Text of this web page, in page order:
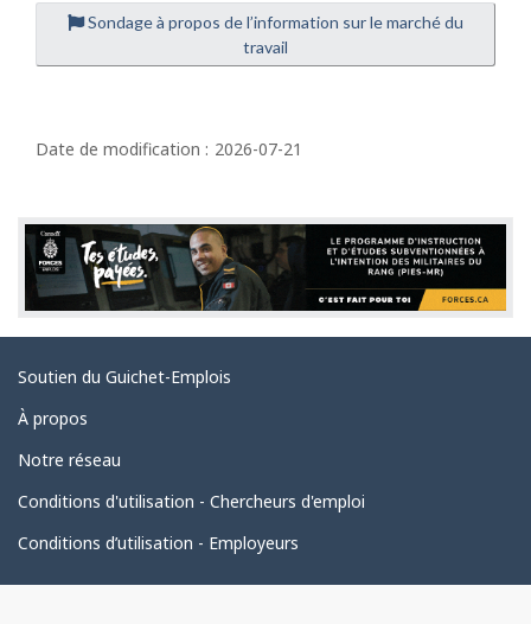
Sondage à propos de l’information sur le marché du
travail
é
a
i
l
s
e
l
a
a
g
e
Date de modification : 2026-07-21
Liens
connexes
Soutien du Guichet-Emplois
À propos
Notre réseau
Conditions d'utilisation - Chercheurs d'emploi
Conditions d’utilisation - Employeurs